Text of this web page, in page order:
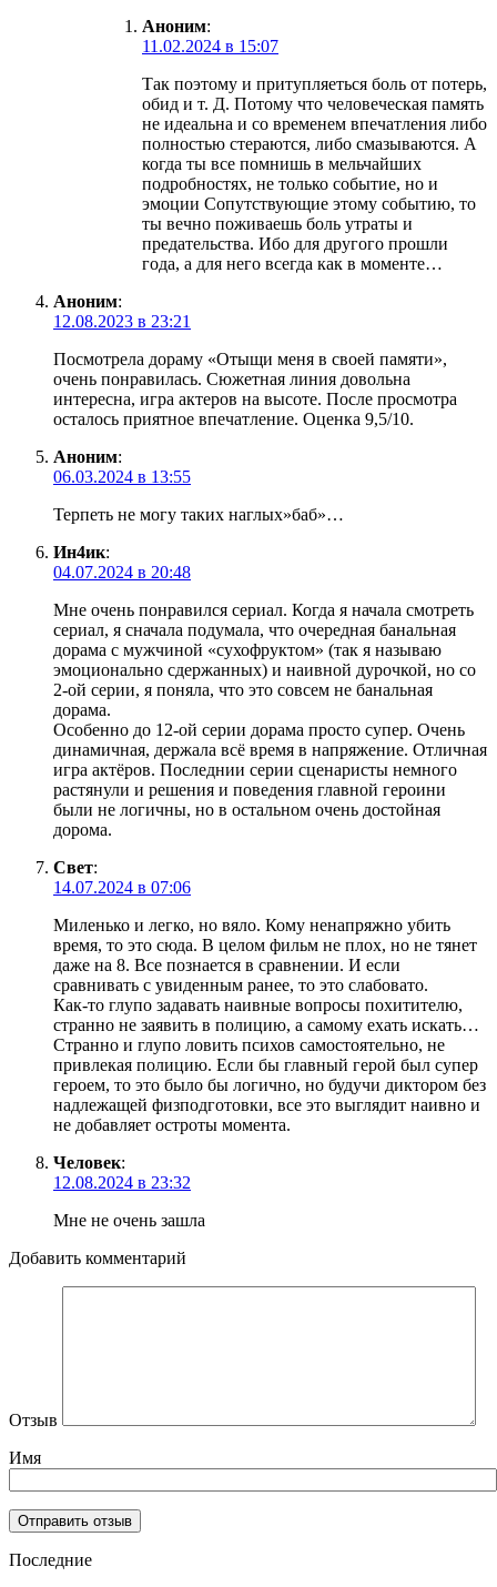
Аноним:
11.02.2024 в 15:07
Так поэтому и притупляеться боль от потерь,
обид и т. Д. Потому что человеческая память
не идеальна и со временем впечатления либо
полностью стераются, либо смазываются. А
когда ты все помнишь в мельчайших
подробностях, не только событие, но и
эмоции Сопутствующие этому событию, то
ты вечно поживаешь боль утраты и
предательства. Ибо для другого прошли
года, а для него всегда как в моменте…
Аноним:
12.08.2023 в 23:21
Посмотрела дораму «Отыщи меня в своей памяти»,
очень понравилась. Сюжетная линия довольна
интересна, игра актеров на высоте. После просмотра
осталось приятное впечатление. Оценка 9,5/10.
Аноним:
06.03.2024 в 13:55
Терпеть не могу таких наглых»баб»…
Ин4ик:
04.07.2024 в 20:48
Мне очень понравился сериал. Когда я начала смотреть
сериал, я сначала подумала, что очередная банальная
дорама с мужчиной «сухофруктом» (так я называю
эмоционально сдержанных) и наивной дурочкой, но со
2-ой серии, я поняла, что это совсем не банальная
дорама.
Особенно до 12-ой серии дорама просто супер. Очень
динамичная, держала всё время в напряжение. Отличная
игра актёров. Последнии серии сценаристы немного
растянули и решения и поведения главной героини
были не логичны, но в остальном очень достойная
дорома.
Свет:
14.07.2024 в 07:06
Миленько и легко, но вяло. Кому ненапряжно убить
время, то это сюда. В целом фильм не плох, но не тянет
даже на 8. Все познается в сравнении. И если
сравнивать с увиденным ранее, то это слабовато.
Как-то глупо задавать наивные вопросы похитителю,
странно не заявить в полицию, а самому ехать искать…
Странно и глупо ловить психов самостоятельно, не
привлекая полицию. Если бы главный герой был супер
героем, то это было бы логично, но будучи диктором без
надлежащей физподготовки, все это выглядит наивно и
не добавляет остроты момента.
Человек:
12.08.2024 в 23:32
Мне не очень зашла
Добавить комментарий
Отзыв
Имя
Последние